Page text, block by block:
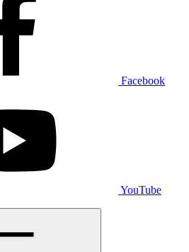
Facebook
YouTube